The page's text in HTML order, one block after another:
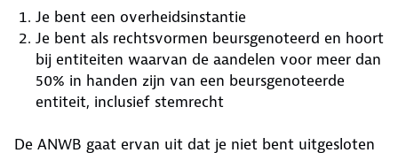
Je bent een overheidsinstantie
Je bent als rechtsvormen beursgenoteerd en hoort
bij entiteiten waarvan de aandelen voor meer dan
50% in handen zijn van een beursgenoteerde
entiteit, inclusief stemrecht
De ANWB gaat ervan uit dat je niet bent uitgesloten